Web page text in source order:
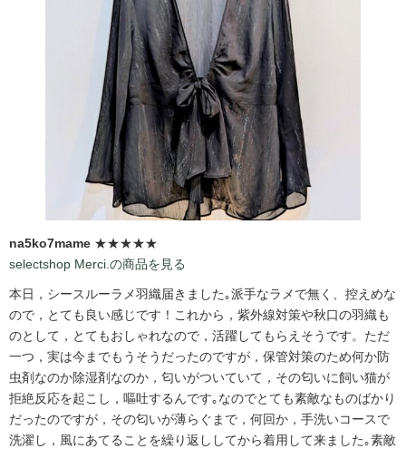
na5ko7mame ★★★★★
selectshop Merci.の商品を見る
本日，シースルーラメ羽織届きました｡派手なラメで無く、控えめな
ので，とても良い感じです！これから，紫外線対策や秋口の羽織も
のとして，とてもおしゃれなので，活躍してもらえそうです。ただ
一つ，実は今までもうそうだったのですが，保管対策のため何か防
虫剤なのか除湿剤なのか，匂いがついていて，その匂いに飼い猫が
拒絶反応を起こし，嘔吐するんです｡なのでとても素敵なものばかり
だったのですが，その匂いが薄らぐまで，何回か，手洗いコースで
洗濯し，風にあてることを繰り返ししてから着用して来ました｡素敵